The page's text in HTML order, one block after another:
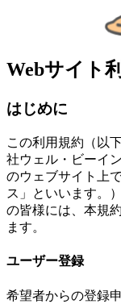
Webサイト
はじめに
この利用規約（以
社ウェル・ビーイ
のウェブサイト上
ス」といいます。
の皆様には、本規
ます。
ユーザー登録
希望者からの登録